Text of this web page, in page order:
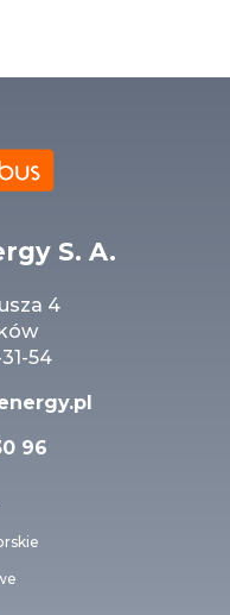
S. A.
4
54
96